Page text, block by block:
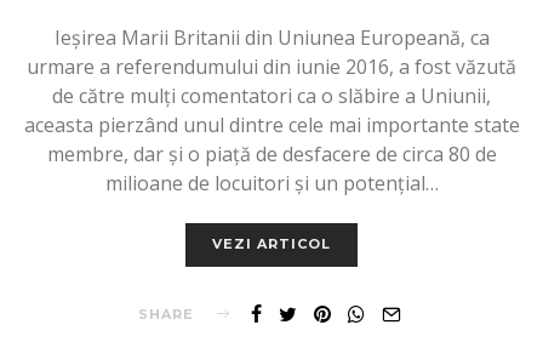
Ieşirea Marii Britanii din Uniunea Europeană, ca
urmare a referendumului din iunie 2016, a fost văzută
de către mulţi comentatori ca o slăbire a Uniunii,
aceasta pierzând unul dintre cele mai importante state
membre, dar şi o piaţă de desfacere de circa 80 de
milioane de locuitori şi un potenţial…
VEZI ARTICOL
SHARE